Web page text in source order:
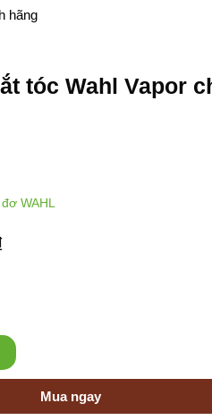
hãng
tóc Wahl Vapor
Mua ngay
WAHL